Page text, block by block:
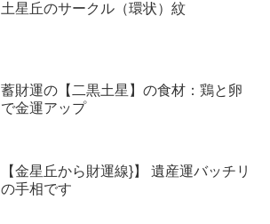
土星丘のサークル（環状）紋
蓄財運の【二黒土星】の食材：鶏と卵
で金運アップ
【金星丘から財運線}】 遺産運バッチリ
の手相です